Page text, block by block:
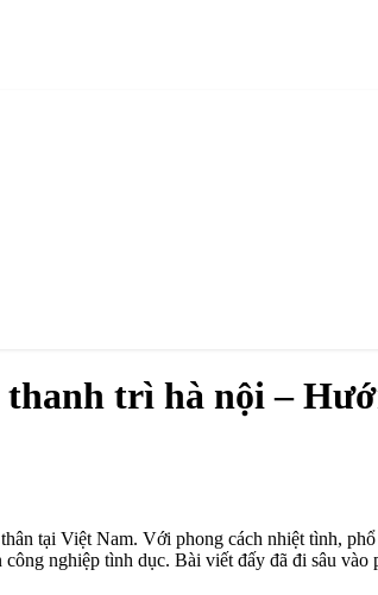
trì hà nội –
tại Việt Nam. Với phong cách nhiệt tình,
nghiệp tình dục. Bài viết đấy đã đi sâu